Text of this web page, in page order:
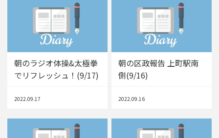
朝のラジオ体操&太極拳
でリフレッシュ！(9/17)
2022.09.17
朝の区政報告 上町駅南
側(9/16)
2022.09.16